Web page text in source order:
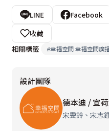
LINE Facebook
收藏
相關標籤
#幸福空間 幸福空間廣
設計團隊
德本迪 / 宜
宋雯鈴、宋志